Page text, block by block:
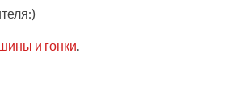
и гонки.